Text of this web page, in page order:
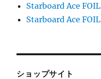
Starboard Ace FOIL
Starboard Ace FOIL
ショップサイト